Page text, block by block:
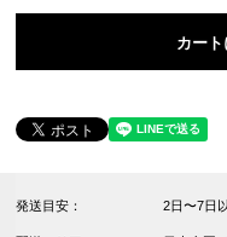
カー
発送目安： 2日〜7日